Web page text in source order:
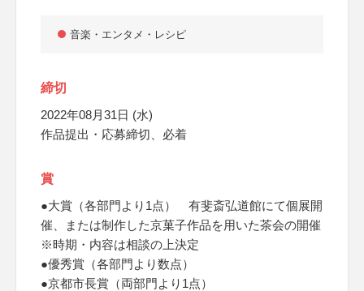
音楽・エンタメ・レシピ
締切
2022年08月31日 (水)
作品提出・応募締切、必着
賞
●大賞（各部門より1点） 有斐斎弘道館にて個展開
催、または制作した京菓子作品を用いた茶会の開催
※時期・内容は相談の上決定
●優秀賞（各部門より数点）
●京都市長賞（両部門より1点）